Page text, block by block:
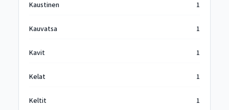
Kaustinen 1
Kauvatsa 1
Kavit 1
Kelat 1
Keltit 1